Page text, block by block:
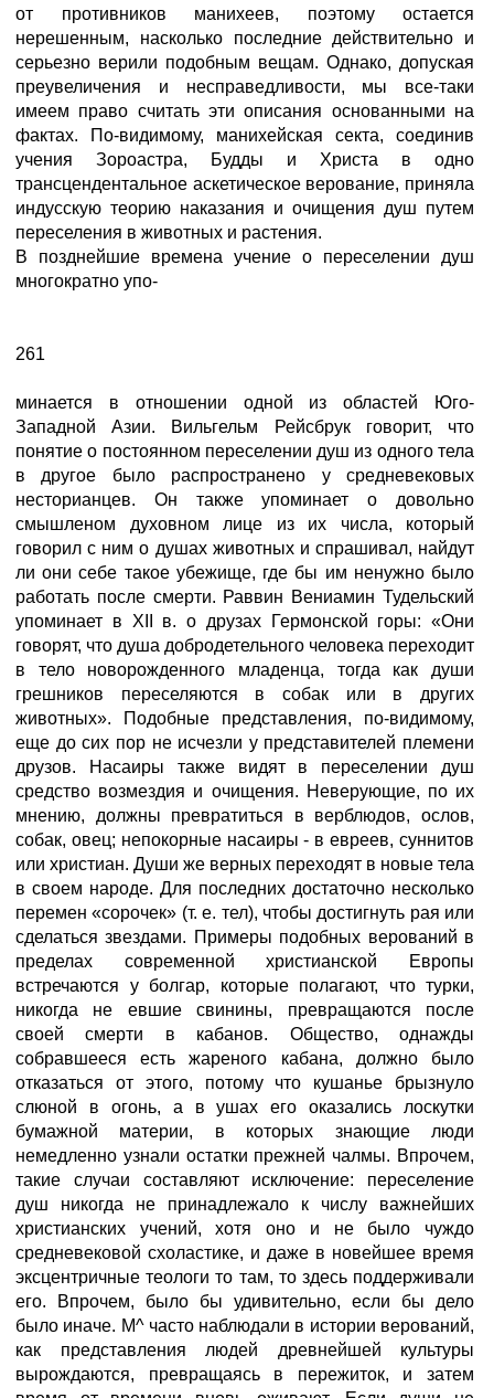
от противников манихеев, поэтому остается
нерешенным, насколько последние действительно и
серьезно верили подобным вещам. Однако, допуская
преувеличения и несправедливости, мы все-таки
имеем право считать эти описания основанными на
фактах. По-видимому, манихейская секта, соединив
учения Зороастра, Будды и Христа в одно
трансцендентальное аскетическое верование, приняла
индусскую теорию наказания и очищения душ путем
переселения в животных и растения.
В позднейшие времена учение о переселении душ
многократно упо-
261
минается в отношении одной из областей Юго-
Западной Азии. Вильгельм Рейсбрук говорит, что
понятие о постоянном переселении душ из одного тела
в другое было распространено у средневековых
несторианцев. Он также упоминает о довольно
смышленом духовном лице из их числа, который
говорил с ним о душах животных и спрашивал, найдут
ли они себе такое убежище, где бы им ненужно было
работать после смерти. Раввин Вениамин Тудельский
упоминает в XII в. о друзах Гермонской горы: «Они
говорят, что душа добродетельного человека переходит
в тело новорожденного младенца, тогда как души
грешников переселяются в собак или в других
животных». Подобные представления, по-видимому,
еще до сих пор не исчезли у представителей племени
друзов. Насаиры также видят в переселении душ
средство возмездия и очищения. Неверующие, по их
мнению, должны превратиться в верблюдов, ослов,
собак, овец; непокорные насаиры - в евреев, суннитов
или христиан. Души же верных переходят в новые тела
в своем народе. Для последних достаточно несколько
перемен «сорочек» (т. е. тел), чтобы достигнуть рая или
сделаться звездами. Примеры подобных верований в
пределах современной христианской Европы
встречаются у болгар, которые полагают, что турки,
никогда не евшие свинины, превращаются после
своей смерти в кабанов. Общество, однажды
собравшееся есть жареного кабана, должно было
отказаться от этого, потому что кушанье брызнуло
слюной в огонь, а в ушах его оказались лоскутки
бумажной материи, в которых знающие люди
немедленно узнали остатки прежней чалмы. Впрочем,
такие случаи составляют исключение: переселение
душ никогда не принадлежало к числу важнейших
христианских учений, хотя оно и не было чуждо
средневековой схоластике, и даже в новейшее время
эксцентричные теологи то там, то здесь поддерживали
его. Впрочем, было бы удивительно, если бы дело
было иначе. М^ часто наблюдали в истории верований,
как представления людей древнейшей культуры
вырождаются, превращаясь в пережиток, и затем